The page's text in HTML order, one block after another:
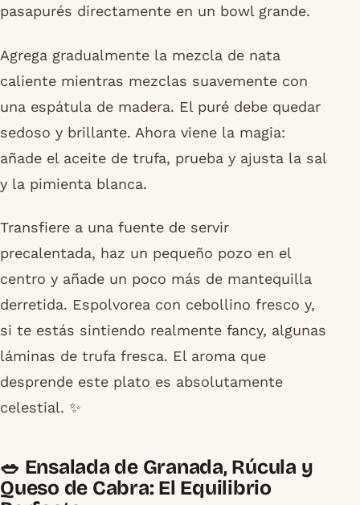
pasapurés directamente en un bowl grande.
Agrega gradualmente la mezcla de nata
caliente mientras mezclas suavemente con
una espátula de madera. El puré debe quedar
sedoso y brillante. Ahora viene la magia:
añade el aceite de trufa, prueba y ajusta la sal
y la pimienta blanca.
Transfiere a una fuente de servir
precalentada, haz un pequeño pozo en el
centro y añade un poco más de mantequilla
derretida. Espolvorea con cebollino fresco y,
si te estás sintiendo realmente fancy, algunas
láminas de trufa fresca. El aroma que
desprende este plato es absolutamente
celestial. ✨
🥗 Ensalada de Granada, Rúcula y
Queso de Cabra: El Equilibrio